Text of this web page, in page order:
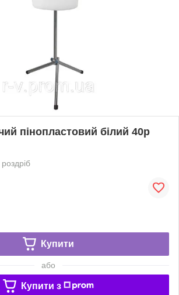
пінопластовий білий 40р
Купити
або
Купити з